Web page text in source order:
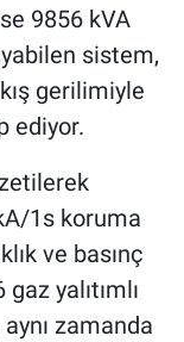
9856 kVA
sistem,
gerilimiyle
ediyor.
1s koruma
ve basınç
yalıtımlı
zamanda